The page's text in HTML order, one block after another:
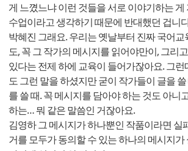
게 느꼈느냐 이런 것들을 서로 이야기하는
수업이라고 생각하기 때문에 반대했던 겁니
박혜진 그래요. 우리는 옛날부터 진짜 국어교
도, 꼭 그 작가의 메시지를 읽어야만이, 그리
있다는 전제 하에 교육이 들어가잖아요. 그
도 그런 말을 하셨지만 굳이 작가들이 글을
를 쓸 때. 꼭 메시지를 담아야 하는 것도 아니
하는… 뭐 같은 말씀인 거잖아요.
김영하 그 메시지가 하나뿐인 작품이라면 실
거를 모두가 동의할 수 있는 하나의 메시지